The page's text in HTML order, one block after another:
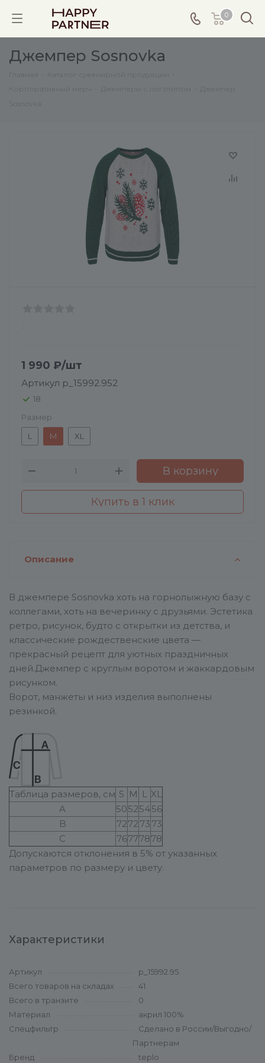
0
Джемпер Sosnovka
:
1 990 ₽/шт
Артикул p_15992.952
18
Размер
L
M XL
В корзину
Купить в 1 клик
Описание
В джемпере Sosnovka хоть на горнолыжную базу с
коллегами, хоть на вечеринку с друзьями. Эстетика
ретро, рисунок, будто с открытки из детства, и
классические рождественские цвета —
прекрасный рецепт для уютных праздничных
дней.Джемпер с круглым воротом и жаккардовым
рисунком.
Ворот, манжеты и низ изделия выполнены
резинкой.
Таблица размеров, см S M L XL
A
50525456
B
7272 73 73
C
76777878
Допускаются отклонения в 5% от указанных
параметров по размеру и цвету.
Характеристики
Артикул
p_15992.95
Всего товаров на складах
41
Всего в транзите
0
Материал
акрил 100%
Спецфильтр
Сделано в России/Выгодно/
Партнерам
Бренд
teplo